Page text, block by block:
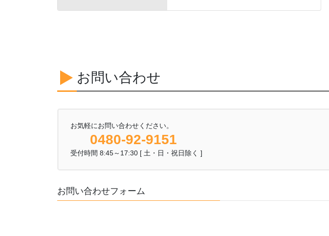
お問い合わせ
お気軽にお問い合わせください。
0480-92-9151
受付時間 8:45～17:30 [ 土・日・祝日除く ]
お問い合わせフォーム